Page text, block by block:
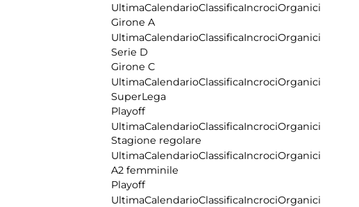
UltimaCalendarioClassificaIncrociOrganici
Girone A
UltimaCalendarioClassificaIncrociOrganici
Serie D
Girone C
UltimaCalendarioClassificaIncrociOrganici
SuperLega
Playoff
UltimaCalendarioClassificaIncrociOrganici
Stagione regolare
UltimaCalendarioClassificaIncrociOrganici
A2 femminile
Playoff
UltimaCalendarioClassificaIncrociOrganici